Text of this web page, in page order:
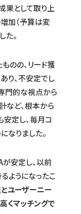
果として取り上
加（予算は変
た。
のの、リード獲
り、不安定でし
門的な視点から
など、根本から
安定し、毎月コ
なりました。
安定し、以前
ようになったこ
ユーザーニー
くマッチングで